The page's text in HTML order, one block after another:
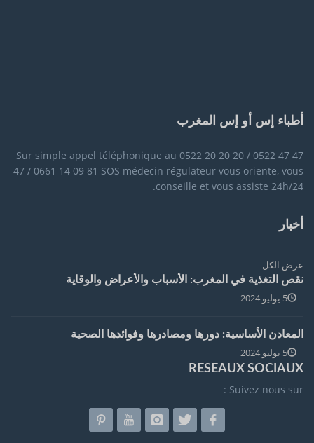
أطباء إس أو إس المغرب
Sur simple appel téléphonique au 0522 20 20 20 / 0522 47 47
47 / 0661 14 09 81 SOS médecin régulateur vous oriente, vous
conseille et vous assiste 24h/24.
أخبار
عرض الكل
نقص التغذية في المغرب: الأسباب والأعراض والوقاية
5 يوليو 2024
المعادن الأساسية: دورها ومصادرها وفوائدها الصحية
5 يوليو 2024
RESEAUX SOCIAUX
Suivez nous sur :